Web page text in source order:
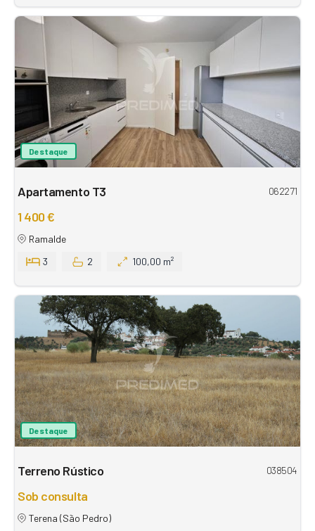
Destaque
Apartamento T3 062271
1 400 €
Ramalde
3
2 100,00 m²
Destaque
Terreno Rústico 038504
Sob consulta
Terena (São Pedro)